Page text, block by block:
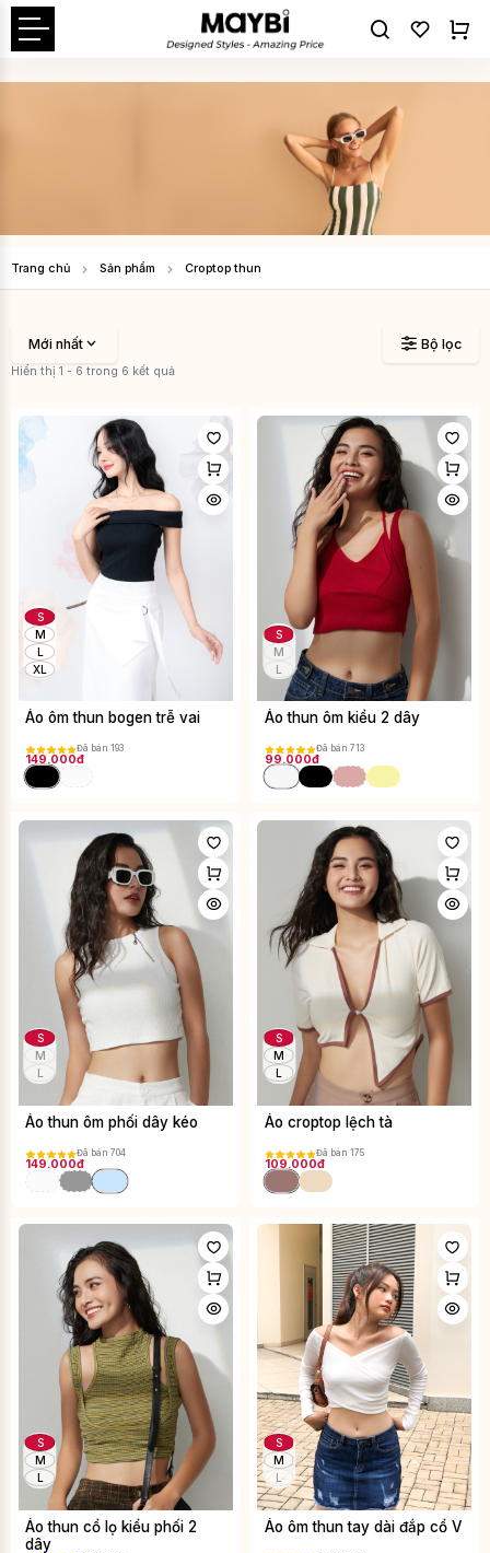
Trang chủ Sản phẩm Croptop thun
Hiển thị 1 - 6 trong 6 kết quả
Bộ lọc
Mới nhất
S
M
L
XL
Áo ôm thun bogen trễ vai
Đã bán 193
149.000đ
S
M
L
Áo thun ôm kiểu 2 dây
Đã bán 713
99.000đ
S
M
L
Áo thun ôm phối dây kéo
Đã bán 704
149.000đ
S
M
L
Áo croptop lệch tà
Đã bán 175
109.000đ
S
M
Áo thun cổ lọ kiểu phối 2
dây
S
M
Áo ôm thun tay dài đắp cổ V